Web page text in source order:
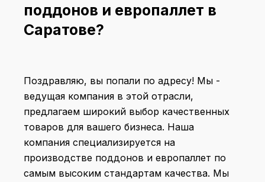
поддонов и европаллет в
Саратове?
Поздравляю, вы попали по адресу! Мы -
ведущая компания в этой отрасли,
предлагаем широкий выбор качественных
товаров для вашего бизнеса. Наша
компания специализируется на
производстве поддонов и европаллет по
самым высоким стандартам качества. Мы